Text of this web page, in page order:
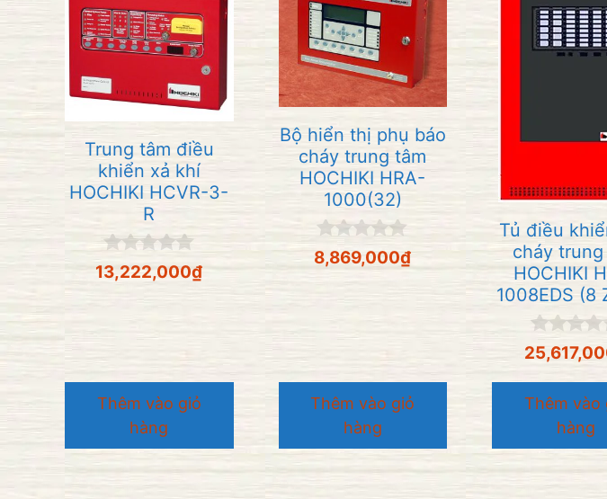
Trung tâm điều
khiển xả khí
HOCHIKI HCVR-3-
R
0
n
5
13,222,000₫
Thêm vào giỏ
hàng
Bộ hiển thị phụ báo
cháy trung tâm
HOCHIKI HRA-
1000(32)
0
n
8,869,000₫
Thêm vào giỏ
hàng
Tủ điều
cháy trung
HOCHIKI
1008EDS (8
0
n
g
o
à
5
Thêm vào
hàng